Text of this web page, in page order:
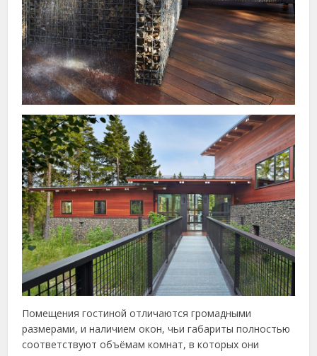
Помещения гостиной отличаются громадными
размерами, и наличием окон, чьи габариты полностью
соответствуют объёмам комнат, в которых они